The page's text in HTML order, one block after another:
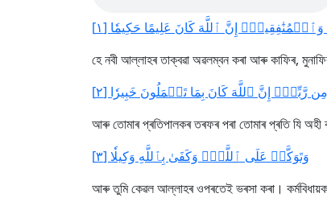
وَٱلۡمُنَٰفِقِينَۚ إِنَّ ٱللَّهَ كَانَ عَلِيمًا حَكِيمٗا [١]
হে নবী আল্লাহৰ তাক্বৱা অৱলম্বন কৰা আৰু কাফিৰ,
رَّبِّكَۚ إِنَّ ٱللَّهَ كَانَ بِمَا تَعۡمَلُونَ خَبِيرٗا [٢]
আৰু তোমাৰ প্ৰতিপালকৰ তৰফৰ পৰা তোমাৰ প্ৰতি যি
وَتَوَكَّلۡ عَلَى ٱللَّهِۚ وَكَفَىٰ بِٱللَّهِ وَكِيلٗا [٣]
আৰু তুমি কেৱল আল্লাহৰ ওপৰতেই ভৰসা কৰা। কৰ্মবিধায়ক